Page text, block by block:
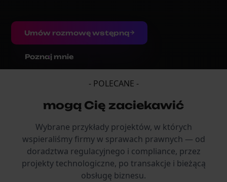
Umów rozmowę wstępną
Poznaj mnie
- POLECANE -
mogą Cię zaciekawić
Wybrane przykłady projektów, w których
wspieraliśmy firmy w sprawach prawnych — od
doradztwa regulacyjnego i compliance, przez
projekty technologiczne, po transakcje i bieżącą
obsługę biznesu.